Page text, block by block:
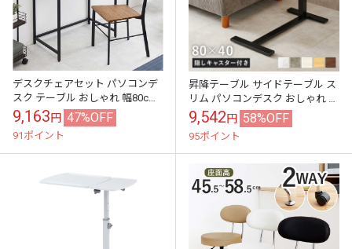
デスクチェアセット パソコンデ
スク テーブル おしゃれ 幅80cm
コンセント付き
9,163円 47%OFF
91ポイント
昇降テーブル サイドテーブル ス
リム パソコンデスク おしゃれ キ
ャスター 作業台
9,542円 58%OFF
95ポイント